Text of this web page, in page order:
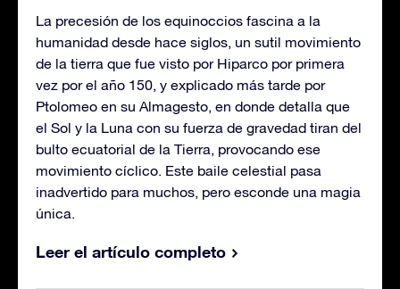
La precesión de los equinoccios fascina a la
humanidad desde hace siglos, un sutil movimiento
de la tierra que fue visto por Hiparco por primera
vez por el año 150, y explicado más tarde por
Ptolomeo en su Almagesto, en donde detalla que
el Sol y la Luna con su fuerza de gravedad tiran del
bulto ecuatorial de la Tierra, provocando ese
movimiento cíclico. Este baile celestial pasa
inadvertido para muchos, pero esconde una magia
única.
Leer el artículo completo